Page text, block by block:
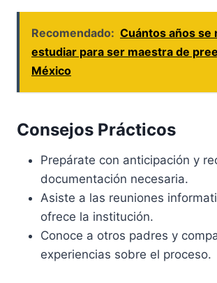
Recomendado: Cuántos años se
estudiar para ser maestra de
México
Consejos Prácticos
Prepárate con anticipación y
documentación necesaria.
Asiste a las reuniones
ofrece la institución.
Conoce a otros padres y
experiencias sobre el proceso.